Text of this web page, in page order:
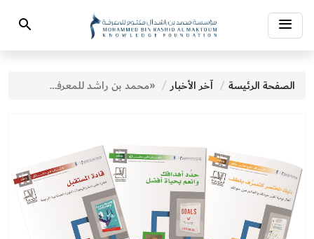
Toggle
navigation
Search
الصفحة الرئيسة آخر الأخبار «محمد بن راشد للمعرفة» تعزز مفهوم القراءة من خلال «كتاب في دقائق»